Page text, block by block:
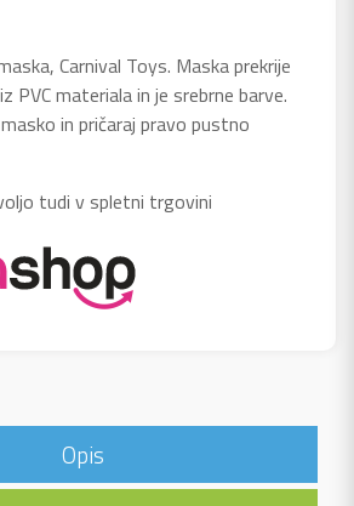
Carnival Toys. Maska prekrije
PVC materiala in je srebrne barve.
in pričaraj pravo pustno
tudi v spletni trgovini
Opis